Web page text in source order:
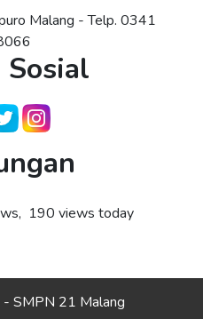
Malang - Telp. 0341
Sosial
190 views today
SMPN 21 Malang